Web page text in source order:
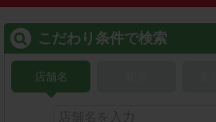
こだわり条件で検索
店舗名